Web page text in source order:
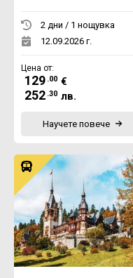
2 дни / 1 нощувка
12.09.2026 г.
Цена от:
129 .00 €
252 .30 лв.
Научете повече